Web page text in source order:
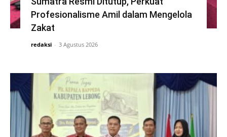
Profesionalisme Amil dalam Mengelola
Zakat
redaksi - 3 Agustus 2026